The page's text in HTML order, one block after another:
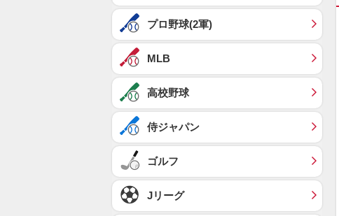
プロ野球(2軍)
MLB
高校野球
侍ジャパン
ゴルフ
Jリーグ